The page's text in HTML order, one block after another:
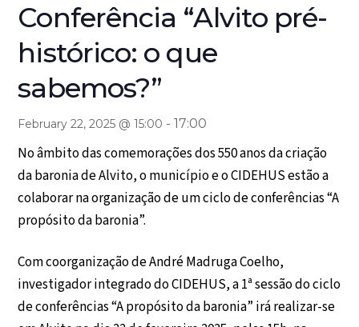
Conferência “Alvito pré-
histórico: o que
sabemos?”
February 22, 2025 @ 15:00 -17:00
No âmbito das comemorações dos 550 anos da criação
da baronia de Alvito, o município e o CIDEHUS estão a
colaborar na organização de um ciclo de conferências “A
propósito da baronia”.
Com coorganização de André Madruga Coelho,
investigador integrado do CIDEHUS, a 1ª sessão do ciclo
de conferências “A propósito da baronia” irá realizar-se